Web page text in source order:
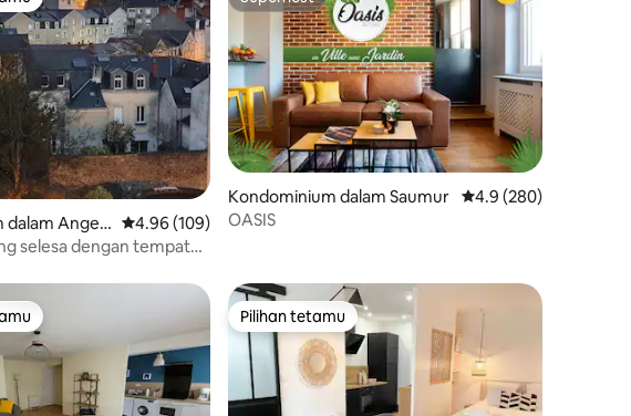
5, 181 ulasan
tetamu
dalam Anger
Penarafan purata 4.96 daripada 5, 109 ulasan
4.96 (109)
selesa dengan tempat
Superhost
Kondominium dalam Saumur Penarafan purata 4.9
4.9 (280)
OASIS
tetamu Pilihan tetamu
Pilihan tetamu